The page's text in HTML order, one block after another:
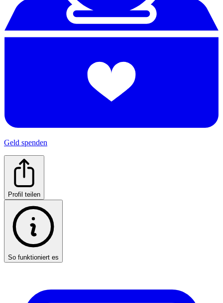
Geld spenden
Profil teilen
So funktioniert es